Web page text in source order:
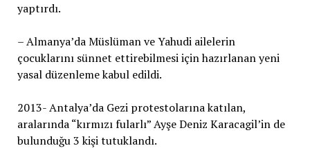
yaptırdı.
– Almanya’da Müslüman ve Yahudi ailelerin
çocuklarını sünnet ettirebilmesi için hazırlanan yeni
yasal düzenleme kabul edildi.
2013- Antalya’da Gezi protestolarına katılan,
aralarında “kırmızı fularlı” Ayşe Deniz Karacagil’in de
bulunduğu 3 kişi tutuklandı.